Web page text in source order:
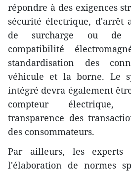
répondre à des exigences
sécurité électrique, d'arrêt
de surcharge ou de
compatibilité
standardisation des
véhicule et la borne. Le
intégré devra également
compteur électrique,
transparence des
des consommateurs.
Par ailleurs, les experts
l'élaboration de normes